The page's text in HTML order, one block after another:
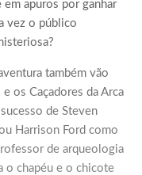
apuros por ganhar
vez o público
também vão
os Caçadores da Arca
de Steven
Harrison Ford como
de arqueologia
o chapéu e o chicote